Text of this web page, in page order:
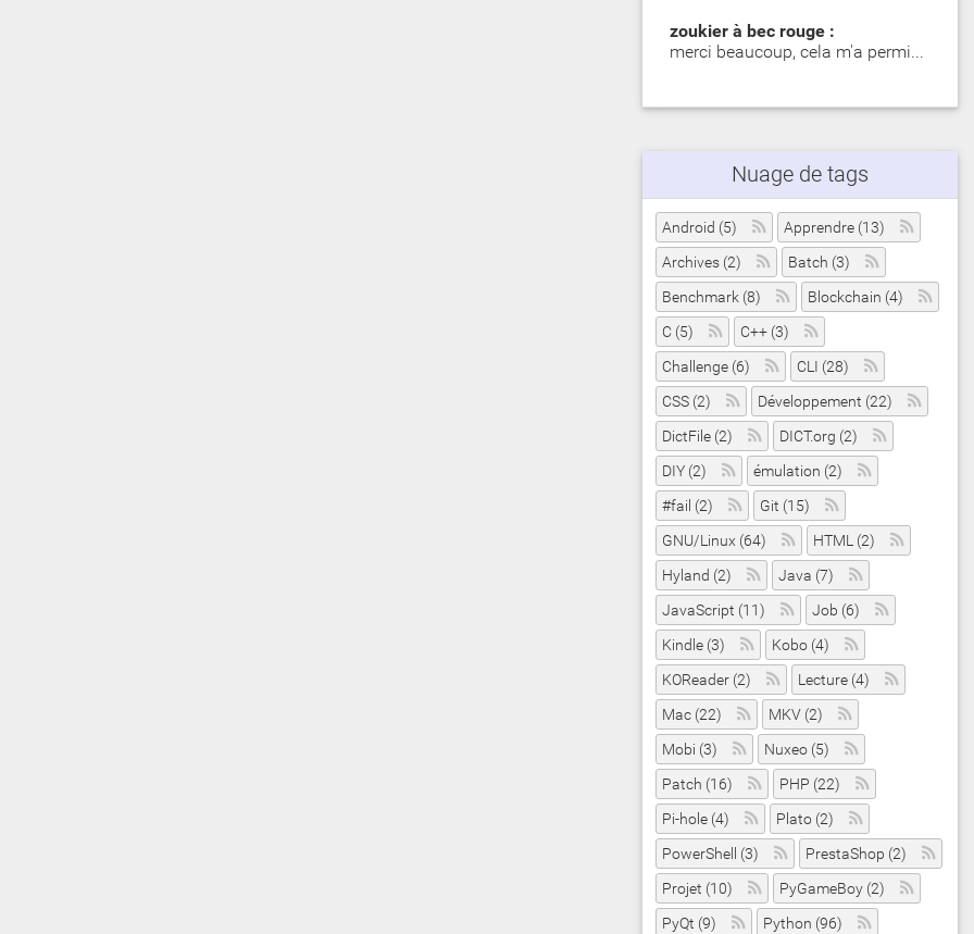
zoukier à bec rouge :
merci beaucoup, cela m'a permis d'identifier des poisson o…
Nuage de tags
Android (5)
Apprendre (13)
Archives (2)
Batch (3)
Benchmark (8)
Blockchain (4)
C (5)
C++ (3)
Challenge (6)
CLI (28)
CSS (2)
Développement (22)
DictFile (2)
DICT.org (2)
DIY (2)
émulation (2)
#fail (2)
Git (15)
GNU/Linux (64)
HTML (2)
Hyland (2)
Java (7)
JavaScript (11)
Job (6)
Kindle (3)
Kobo (4)
KOReader (2)
Lecture (4)
Mac (22)
MKV (2)
Mobi (3)
Nuxeo (5)
Patch (16)
PHP (22)
Pi-hole (4)
Plato (2)
PowerShell (3)
PrestaShop (2)
Projet (10)
PyGameBoy (2)
PyQt (9)
Python (96)